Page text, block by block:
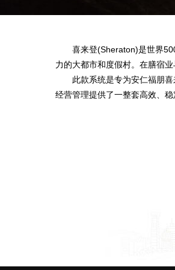
喜来登(Sheraton)是世界
力的大都市和度假村。在膳宿
此款系统是专为安仁福朋喜
经营管理提供了一整套高效、